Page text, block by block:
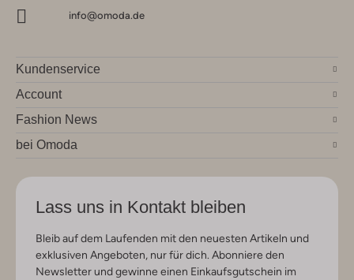
info@omoda.de
Kundenservice
Account
Fashion News
bei Omoda
Lass uns in Kontakt bleiben
Bleib auf dem Laufenden mit den neuesten Artikeln und
exklusiven Angeboten, nur für dich. Abonniere den
Newsletter und gewinne einen Einkaufsgutschein im